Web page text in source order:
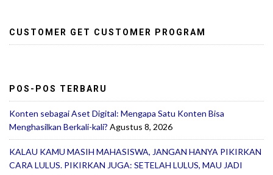
CUSTOMER GET CUSTOMER PROGRAM
POS-POS TERBARU
Konten sebagai Aset Digital: Mengapa Satu Konten Bisa
Menghasilkan Berkali-kali? Agustus 8, 2026
KALAU KAMU MASIH MAHASISWA, JANGAN HANYA PIKIRKAN
CARA LULUS. PIKIRKAN JUGA: SETELAH LULUS, MAU JADI